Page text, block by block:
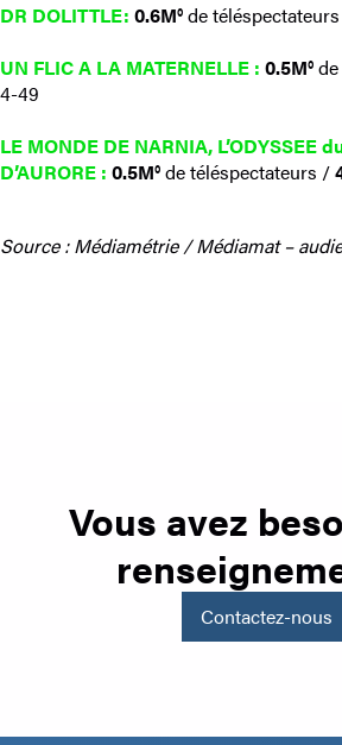
DR DOLITTLE: 0.6M°de
UN FLIC A LA MATERNELLE : 0.5M°
4-49
LE MONDE DE NARNIA, L’ODYSSEE
D’AURORE : 0.5M°de téléspectateurs /
Source : Médiamétrie / Médiamat –
Vous avez
Contactez-nous